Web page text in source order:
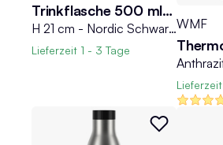
Trinkflasche 500 ml VITA
H 21 cm - Nordic Schwarz - Kunststoff - mit Trageschlaufe - 500 ml
Lieferzeit 1 - 3 Tage
WMF
Lieferzeit